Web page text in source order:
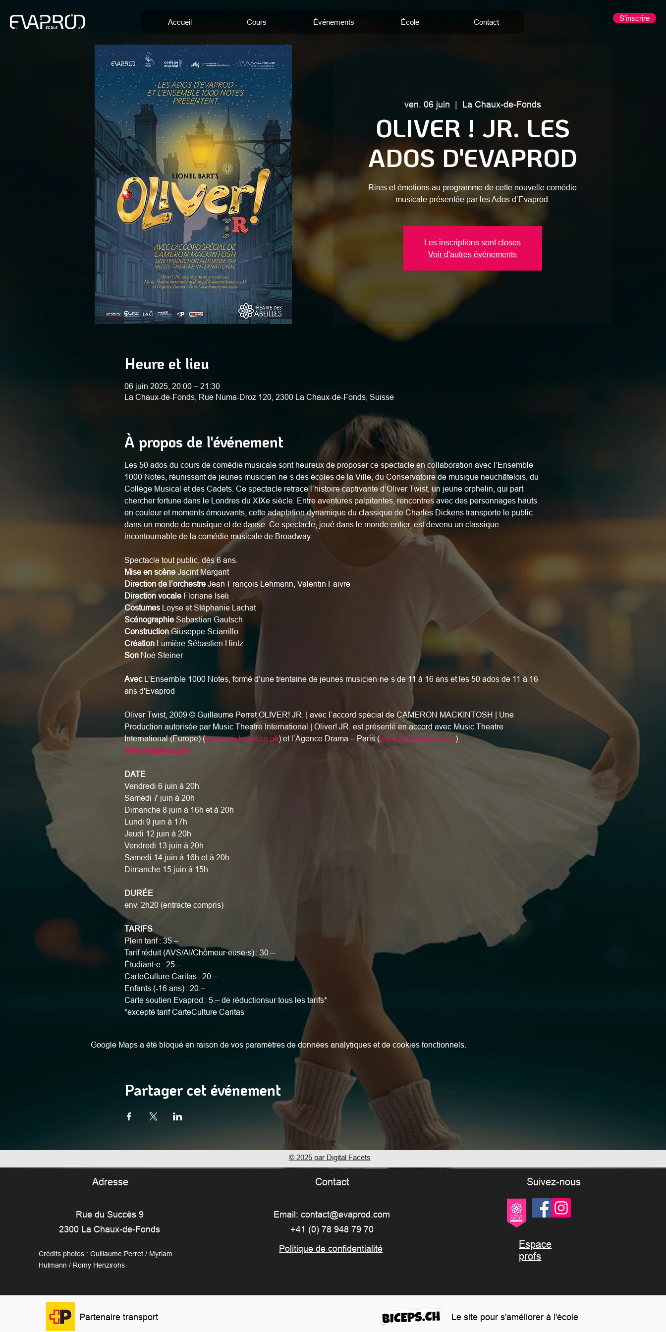
S'inscrire
Accueil Cours Événements École Contact
ven. 06 juin
  |
La Chaux-de-Fonds
OLIVER ! JR. LES
ADOS D'EVAPROD
Rires et émotions au programme de cette nouvelle comédie
musicale présentée par les Ados d’Evaprod.
Les inscriptions sont closes
Voir d'autres événements
Heure et lieu
06 juin 2025, 20:00 – 21:30
La Chaux-de-Fonds, Rue Numa-Droz 120, 2300 La Chaux-de-Fonds, Suisse
À propos de l'événement
Les 50 ados du cours de comédie musicale sont heureux de proposer ce spectacle en collaboration avec l’Ensemble
1000 Notes, réunissant de jeunes musicien·ne·s des écoles de la Ville, du Conservatoire de musique neuchâtelois, du
Collège Musical et des Cadets. Ce spectacle retrace l’histoire captivante d’Oliver Twist, un jeune orphelin, qui part
chercher fortune dans le Londres du XIXe siècle. Entre aventures palpitantes, rencontres avec des personnages hauts
en couleur et moments émouvants, cette adaptation dynamique du classique de Charles Dickens transporte le public
dans un monde de musique et de danse. Ce spectacle, joué dans le monde entier, est devenu un classique
incontournable de la comédie musicale de Broadway.
Spectacle tout public, dès 6 ans.
Mise en scène Jacint Margarit
Direction de l’orchestre Jean-François Lehmann, Valentin Faivre
Direction vocale Floriane Iseli
Costumes Loyse et Stéphanie Lachat
Scénographie Sebastian Gautsch
Construction Giuseppe Sciarrillo
Création Lumière Sébastien Hintz
Son Noé Steiner
Avec L’Ensemble 1000 Notes, formé d’une trentaine de jeunes musicien·ne·s de 11 à 16 ans et les 50 ados de 11 à 16
ans d'Evaprod
Oliver Twist, 2009 © Guillaume Perret OLIVER! JR. | avec l’accord spécial de CAMERON MACKINTOSH | Une
Production autorisée par Music Theatre International | Oliver! JR. est présenté en accord avec Music Theatre
International (Europe) (www.mtishows.co.uk) et l’Agence Drama – Paris (www.dramaparis.com)
www.evaprod.com
DATE
Vendredi 6 juin à 20h
Samedi 7 juin à 20h
Dimanche 8 juin à 16h et à 20h
Lundi 9 juin à 17h
Jeudi 12 juin à 20h
Vendredi 13 juin à 20h
Samedi 14 juin à 16h et à 20h
Dimanche 15 juin à 15h
DURÉE
​env. 2h20 (entracte compris)
TARIFS
Plein tarif : 35.–
Tarif réduit (AVS/AI/Chômeur·euse·s) : 30.–
Étudiant·e : 25.–
CarteCulture Caritas : 20.–
Enfants (-16 ans) : 20.–
Carte soutien Evaprod : 5.– de réductionsur tous les tarifs*
*excepté tarif CarteCulture Caritas
Google Maps a été bloqué en raison de vos paramètres de données analytiques et de cookies fonctionnels.
Partager cet événement
© 2025 par Digital Facets
Adresse
Rue du Succès 9
2300 La Chaux-de-Fonds
Crédits photos : Guillaume Perret / Myriam
Hulmann / Romy Henzirohs
Contact
Email:contact@evaprod.com
+41 (0) 78 948 79 70
Politique de confidentialité
Suivez-nous
Espace
profs
Partenaire transport Le site pour s'améliorer à l'école